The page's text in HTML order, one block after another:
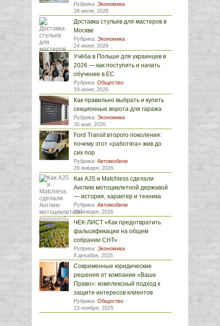
Рубрика: Экономика
28 июля, 2026
Доставка стульев для мастеров в
Москве
Рубрика: Экономика
24 июня, 2026
Учёба в Польше для украинцев в
2026 — как поступить и начать
обучение в ЕС
Рубрика: Общество
19 июня, 2026
Как правильно выбрать и купить
секционные ворота для гаража
Рубрика: Экономика
30 мая, 2026
Ford Transit второго поколения:
почему этот «работяга» жив до
сих пор
Рубрика: Автомобили
29 января, 2026
Как AJS и Matchless сделали
Англию мотоциклетной державой
— история, характер и техника
Рубрика: Автомобили
29 января, 2026
ЧЕК-ЛИСТ «Как предотвратить
фальсификации на общем
собрании СНТ»
Рубрика: Экономика
8 декабря, 2025
Современные юридические
решения от компании «Ваше
Право»: комплексный подход к
защите интересов клиентов
Рубрика: Общество
13 ноября, 2025